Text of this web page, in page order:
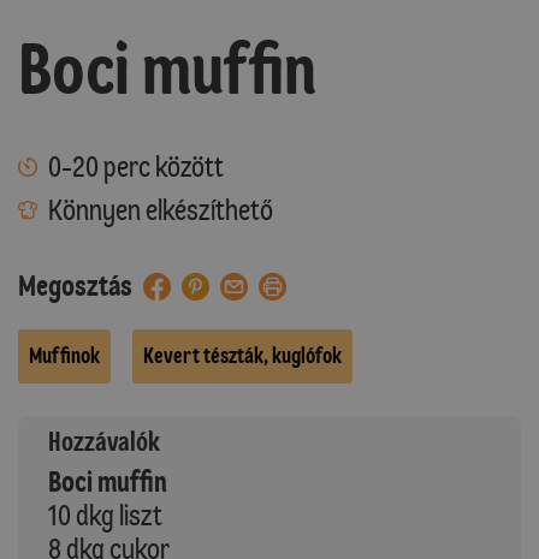
Boci muffin
0-20 perc között
Könnyen elkészíthető
Megosztás
Muffinok Kevert tészták, kuglófok
Hozzávalók
Boci muffin
10 dkg liszt
8 dkg cukor